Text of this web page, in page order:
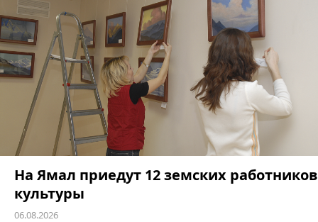
На Ямал приедут 12 земских работников
культуры
06.08.2026